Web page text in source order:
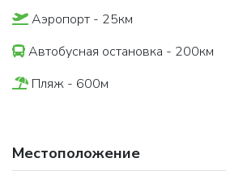
Аэропорт - 25км
Автобусная остановка - 200км
Пляж - 600м
Местоположение